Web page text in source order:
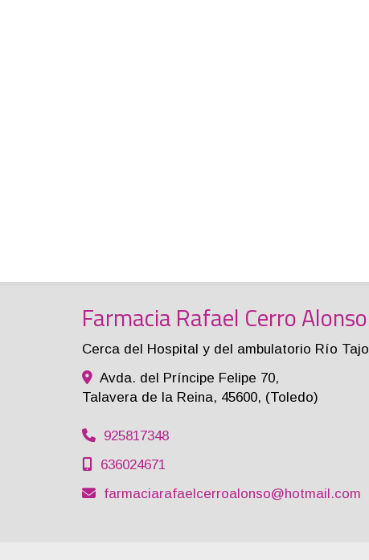
Farmacia Rafael Cerro Alonso
Cerca del Hospital y del ambulatorio Río Tajo
Avda. del Príncipe Felipe 70,
Talavera de la Reina, 45600, (Toledo)
925817348
636024671
farmaciarafaelcerroalonso
hotmail.com